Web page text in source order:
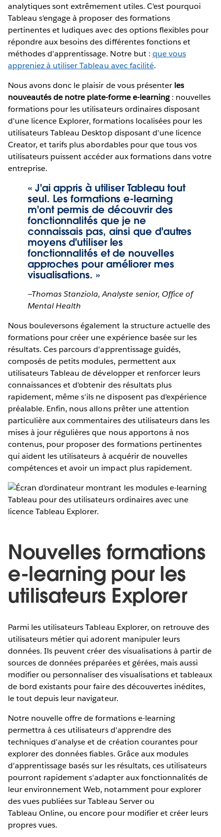
analytiques sont extrêmement utiles. C'est pourquoi
Tableau s'engage à proposer des formations
pertinentes et ludiques avec des options flexibles pour
répondre aux besoins des différentes fonctions et
méthodes d'apprentissage. Notre but : que vous
appreniez à utiliser Tableau avec facilité.
Nous avons donc le plaisir de vous présenter les
nouveautés de notre plate-forme e-learning: nouvelles
formations pour les utilisateurs ordinaires disposant
d'une licence Explorer, formations localisées pour les
utilisateurs Tableau Desktop disposant d'une licence
Creator, et tarifs plus abordables pour que tous vos
utilisateurs puissent accéder aux formations dans votre
entreprise.
« J'ai appris à utiliser Tableau tout
seul. Les formations e-learning
m'ont permis de découvrir des
fonctionnalités que je ne
connaissais pas, ainsi que d'autres
moyens d'utiliser les
fonctionnalités et de nouvelles
approches pour améliorer mes
visualisations. »
—Thomas Stanziola, Analyste senior, Office of
Mental Health
Nous bouleversons également la structure actuelle des
formations pour créer une expérience basée sur les
résultats. Ces parcours d'apprentissage guidés,
composés de petits modules, permettent aux
utilisateurs Tableau de développer et renforcer leurs
connaissances et d'obtenir des résultats plus
rapidement, même s'ils ne disposent pas d'expérience
préalable. Enfin, nous allons prêter une attention
particulière aux commentaires des utilisateurs dans les
mises à jour régulières que nous apportons à nos
contenus, pour proposer des formations pertinentes
qui aident les utilisateurs à acquérir de nouvelles
compétences et avoir un impact plus rapidement.
Nouvelles formations
e-learning pour les
utilisateurs Explorer
Parmi les utilisateurs Tableau Explorer, on retrouve des
utilisateurs métier qui adorent manipuler leurs
données. Ils peuvent créer des visualisations à partir de
sources de données préparées et gérées, mais aussi
modifier ou personnaliser des visualisations et tableaux
de bord existants pour faire des découvertes inédites,
le tout depuis leur navigateur.
Notre nouvelle offre de formations e-learning
permettra à ces utilisateurs d'apprendre des
techniques d'analyse et de création courantes pour
explorer des données fiables. Grâce aux modules
d'apprentissage basés sur les résultats, ces utilisateurs
pourront rapidement s'adapter aux fonctionnalités de
leur environnement Web, notamment pour explorer
des vues publiées sur Tableau Server ou
Tableau Online, ou encore pour modifier et créer leurs
propres vues.